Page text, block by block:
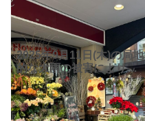
2025年9月11日(木)の局地
的な大雨の被害により、
休業されていた大型商業
施設「フレルウィズ自由
が丘」。2025年12月5日